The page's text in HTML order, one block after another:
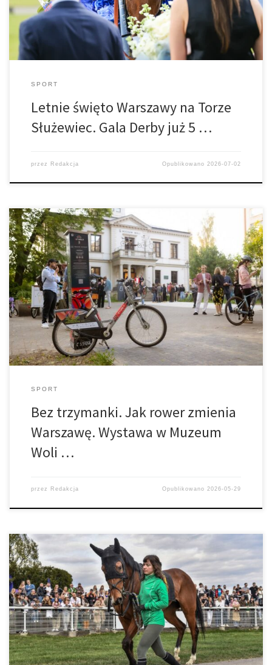
i przyjaciółmi, korzystając z […]
SPORT
Letnie święto Warszawy na Torze
Służewiec. Gala Derby już 5 …
przez Redakcja Opublikowano 2026-07-02
Rower od stu pięćdziesięciu lat zajmuje w dziejach Warszawy
miejsce paradoksalne: jest jednym z najbardziej przełomowych i
zarazem niedocenianych wynalazków
SPORT
Bez trzymanki. Jak rower zmienia
Warszawę. Wystawa w Muzeum
Woli …
przez Redakcja Opublikowano2026-05-29
19 kwietnia odbyła się inauguracja tegorocznego sezonu
wyścigowego na Torze Wyścigów Konnych Służewiec, w którym
łączna pula nagród wyniesie 12 mln zł. Zarząd Totalizatora
Sportowego zdecydował także o jej corocznej waloryzacji